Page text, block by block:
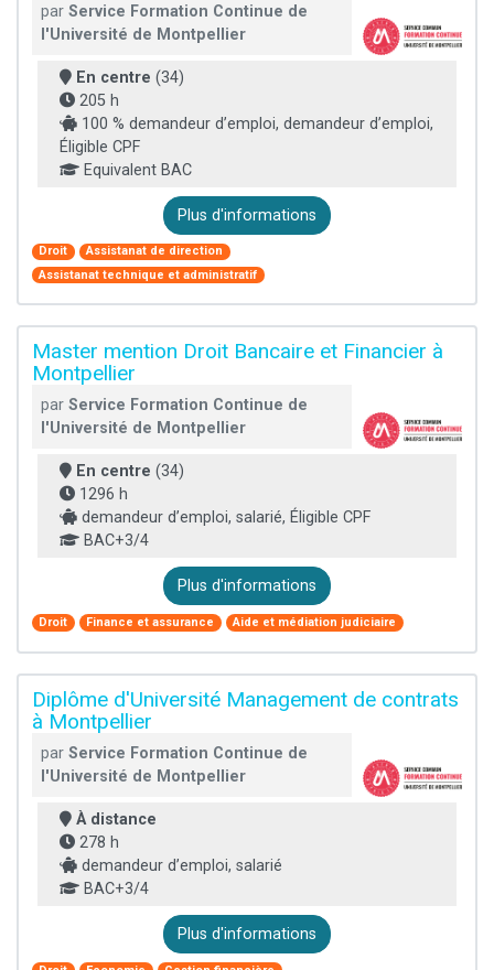
par Service Formation Continue de
l'Université de Montpellier
En centre (34)
205 h
100 % demandeur d’emploi, demandeur d’emploi,
Éligible CPF
Equivalent BAC
Plus d'informations
Droit
Assistanat de direction
Assistanat technique et administratif
Master mention Droit Bancaire et Financier à
Montpellier
par Service Formation Continue de
l'Université de Montpellier
En centre (34)
1296 h
demandeur d’emploi, salarié, Éligible CPF
BAC+3/4
Plus d'informations
Droit Finance et assurance Aide et médiation judiciaire
Diplôme d'Université Management de contrats
à Montpellier
par Service Formation Continue de
l'Université de Montpellier
À distance
278 h
demandeur d’emploi, salarié
BAC+3/4
Plus d'informations